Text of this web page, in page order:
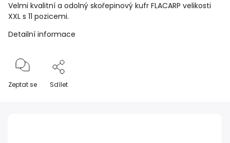
Velmi kvalitní a odolný skořepinový kufr FLACARP velikosti
XXL s 11 pozicemi.
Detailní informace
Zeptat se Sdílet